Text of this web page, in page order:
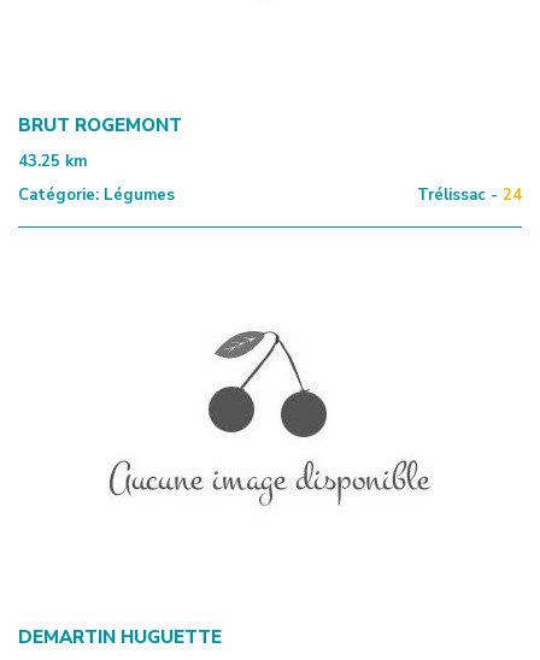
BRUT ROGEMONT
43.25 km
Catégorie: Légumes Trélissac - 24
DEMARTIN HUGUETTE